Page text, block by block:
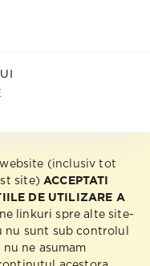
(inclusiv tot
site) ACCEPTATI
DE UTILIZARE A
linkuri spre alte site-
nu sunt sub controlul
ne asumam